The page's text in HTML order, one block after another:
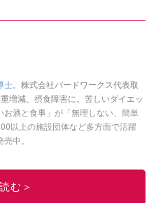
士。株式会社バードワークス代表取
増減、摂食障害に。苦しいダイエッ
お酒と食事」が「無理しない、簡単
以上の施設団体など多方面で活躍
中。
む＞